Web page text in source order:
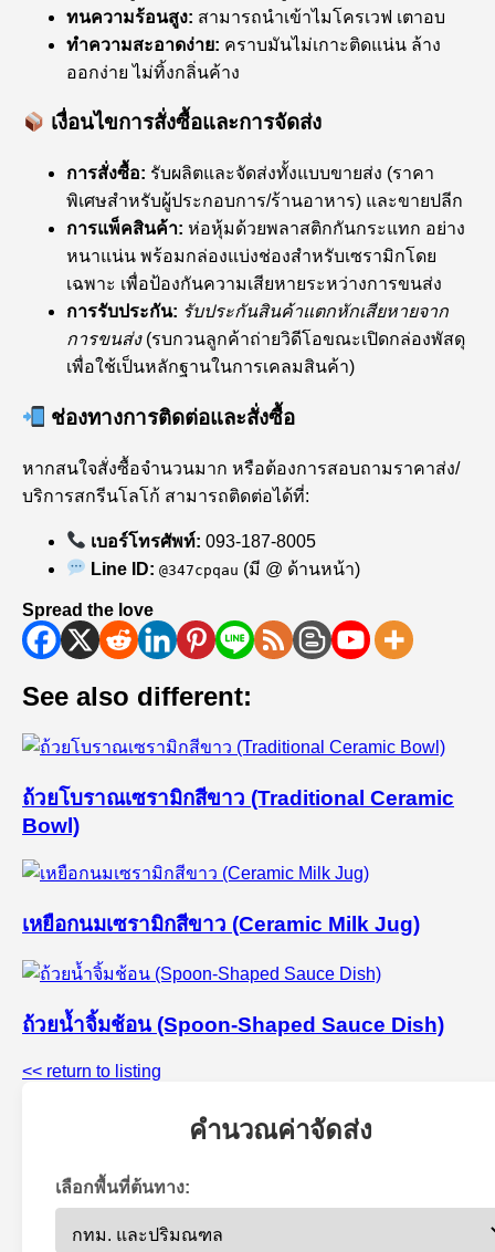
ทนความร้อนสูง: สามารถนำเข้าไมโครเวฟ เตาอบ
ทำความสะอาดง่าย: คราบมันไม่เกาะติดแน่น ล้าง
ออกง่าย ไม่ทิ้งกลิ่นค้าง
เงื่อนไขการสั่งซื้อและการจัดส่ง
การสั่งซื้อ: รับผลิตและจัดส่งทั้งแบบขายส่ง (ราคา
พิเศษสำหรับผู้ประกอบการ/ร้านอาหาร) และขายปลีก
การแพ็คสินค้า: ห่อหุ้มด้วยพลาสติกกันกระแทก อย่าง
หนาแน่น พร้อมกล่องแบ่งช่องสำหรับเซรามิกโดย
เฉพาะ เพื่อป้องกันความเสียหายระหว่างการขนส่ง
การรับประกัน: รับประกันสินค้าแตกหักเสียหายจาก
การขนส่ง(รบกวนลูกค้าถ่ายวิดีโอขณะเปิดกล่องพัสดุ
เพื่อใช้เป็นหลักฐานในการเคลมสินค้า)
ช่องทางการติดต่อและสั่งซื้อ
หากสนใจสั่งซื้อจำนวนมาก หรือต้องการสอบถามราคาส่ง/
บริการสกรีนโลโก้ สามารถติดต่อได้ที่:
เบอร์โทรศัพท์: 093-187-8005
Line ID: @347cpqau (มี @ ด้านหน้า)
Spread the love
See also different:
ถ้วยโบราณเซรามิกสีขาว (Traditional Ceramic
Bowl)
เหยือกนมเซรามิกสีขาว (Ceramic Milk Jug)
ถ้วยน้ำจิ้มช้อน (Spoon-Shaped Sauce Dish)
<< return to listing
คำนวณค่าจัดส่ง
เลือกพื้นที่ต้นทาง: